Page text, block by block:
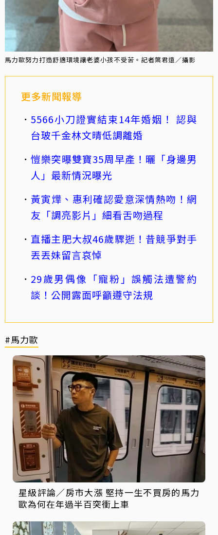
馬力歐努力打造舒適環境讓老婆小孩不受苦。記者葉君遠／攝影
更多新聞報導
5566小刀證實結束14年婚姻！ 認與
台玻千金林文晴低調離婚
愷樂突曝雙寶35周早產！曬「身邊男
人」最新情況曝光
黃寅燁、惠利確認愛意深情熱吻！網
友「調亮影片」細看舌吻過程
直播主肥大叔46歲驟逝！昔競爭對手
丟丟妹留言哀悼
29歲男偶像「寵粉」誤觸法遭警約
談！公開露面呼籲遵守法規
#馬力歐
星級評論／房市大漲 堅持一生不買房的馬力
歐為何在年過半百突衝上車